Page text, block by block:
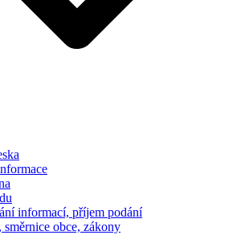
informací, příjem podání
směrnice obce, zákony